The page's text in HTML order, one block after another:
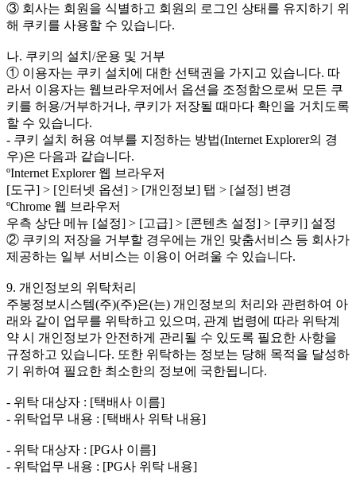
③ 회사는 회원을 식별하고 회원의 로그인 상태를 유지하기 위
해 쿠키를 사용할 수 있습니다.
나. 쿠키의 설치/운용 및 거부
① 이용자는 쿠키 설치에 대한 선택권을 가지고 있습니다. 따
라서 이용자는 웹브라우저에서 옵션을 조정함으로써 모든 쿠
키를 허용/거부하거나, 쿠키가 저장될 때마다 확인을 거치도록
할 수 있습니다.
- 쿠키 설치 허용 여부를 지정하는 방법(Internet Explorer의 경
우)은 다음과 같습니다.
ºInternet Explorer 웹 브라우저
[도구] > [인터넷 옵션] > [개인정보] 탭 > [설정] 변경
ºChrome 웹 브라우저
우측 상단 메뉴 [설정] > [고급] > [콘텐츠 설정] > [쿠키] 설정
② 쿠키의 저장을 거부할 경우에는 개인 맞춤서비스 등 회사가
제공하는 일부 서비스는 이용이 어려울 수 있습니다.
9. 개인정보의 위탁처리
주봉정보시스템(주)(주)은(는) 개인정보의 처리와 관련하여 아
래와 같이 업무를 위탁하고 있으며, 관계 법령에 따라 위탁계
약 시 개인정보가 안전하게 관리될 수 있도록 필요한 사항을
규정하고 있습니다. 또한 위탁하는 정보는 당해 목적을 달성하
기 위하여 필요한 최소한의 정보에 국한됩니다.
- 위탁 대상자 : [택배사 이름]
- 위탁업무 내용 : [택배사 위탁 내용]
- 위탁 대상자 : [PG사 이름]
- 위탁업무 내용 : [PG사 위탁 내용]